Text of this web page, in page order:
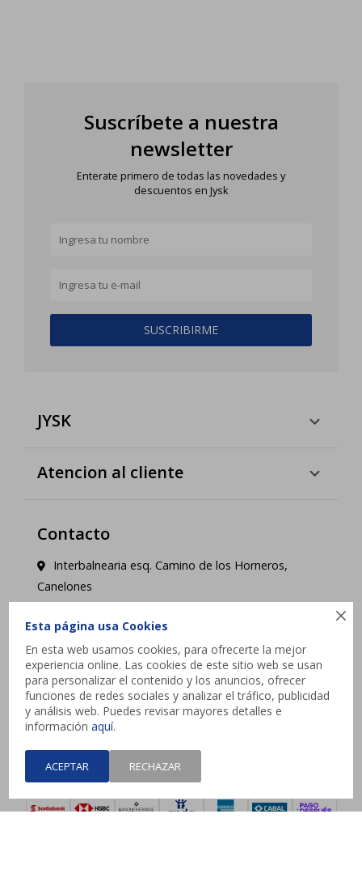

Esta página usa Cookies
En esta web usamos cookies, para ofrecerte la mejor
experiencia online. Las cookies de este sitio web se usan
para personalizar el contenido y los anuncios, ofrecer
funciones de redes sociales y analizar el tráfico, publicidad
y análisis web. Puedes revisar mayores detalles e
informaciónaquí.
ACEPTAR RECHAZAR
Suscríbete a nuestra
newsletter
Enterate primero de todas las novedades y
descuentos en Jysk
SUSCRIBIRME
JYSK
Atencion al cliente
Contacto
Interbalnearia esq. Camino de los Horneros,
Canelones
contacto@jysk.uy
Lunes a Domingo de 10 a 21 hs - Pick up web 3 a
4 días hábiles.
   